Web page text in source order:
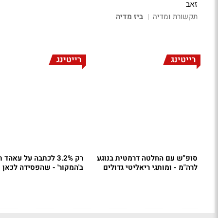
זאב
תקשורת ומדיה | ביז מדיה
רייטינג
סופ"ש עם החלטה דרמטית בנוגע
לרה"מ - ומותגי ריאליטי גדולים
רייטינג
רק 3.2% לכתבה על
ב'המקור' - שהפסידה לכאן 11